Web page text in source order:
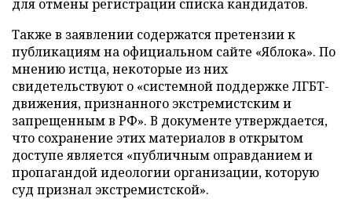
для отмены регистрации списка кандидатов.
Также в заявлении содержатся претензии к
публикациям на официальном сайте «Яблока». По
мнению истца, некоторые из них
свидетельствуют о «системной поддержке ЛГБТ-
движения, признанного экстремистским и
запрещенным в РФ». В документе утверждается,
что сохранение этих материалов в открытом
доступе является «публичным оправданием и
пропагандой идеологии организации, которую
суд признал экстремистской».